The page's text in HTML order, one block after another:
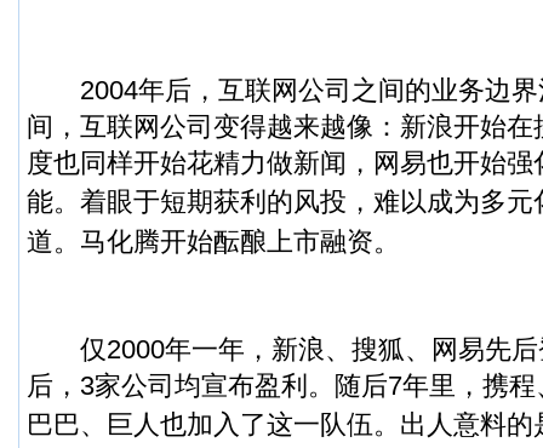
2004年后，互联网公司之间的业务边界
间，互联网公司变得越来越像：新浪开始
度也同样开始花精力做新闻，网易也开始
能。 着眼于短期获利的风投，难以成为多
道。马化腾开始酝酿上市融资。
仅2000年一年，新浪、搜狐、网易先后
后，3家公司均宣布盈利。随后7年里，携
巴巴、巨人也加入了这一队伍。 出人意料的